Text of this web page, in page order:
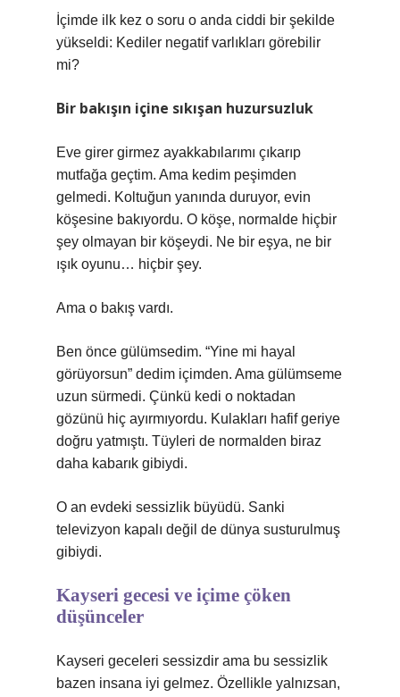
İçimde ilk kez o soru o anda ciddi bir şekilde
yükseldi: Kediler negatif varlıkları görebilir
mi?
Bir bakışın içine sıkışan huzursuzluk
Eve girer girmez ayakkabılarımı çıkarıp
mutfağa geçtim. Ama kedim peşimden
gelmedi. Koltuğun yanında duruyor, evin
köşesine bakıyordu. O köşe, normalde hiçbir
şey olmayan bir köşeydi. Ne bir eşya, ne bir
ışık oyunu… hiçbir şey.
Ama o bakış vardı.
Ben önce gülümsedim. “Yine mi hayal
görüyorsun” dedim içimden. Ama gülümseme
uzun sürmedi. Çünkü kedi o noktadan
gözünü hiç ayırmıyordu. Kulakları hafif geriye
doğru yatmıştı. Tüyleri de normalden biraz
daha kabarık gibiydi.
O an evdeki sessizlik büyüdü. Sanki
televizyon kapalı değil de dünya susturulmuş
gibiydi.
Kayseri gecesi ve içime çöken
düşünceler
Kayseri geceleri sessizdir ama bu sessizlik
bazen insana iyi gelmez. Özellikle yalnızsan,